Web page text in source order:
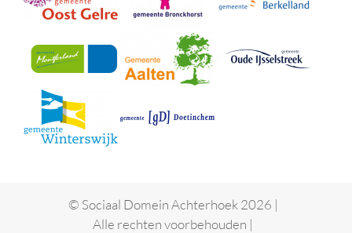
© Sociaal Domein Achterhoek 2026 |
Alle rechten voorbehouden |